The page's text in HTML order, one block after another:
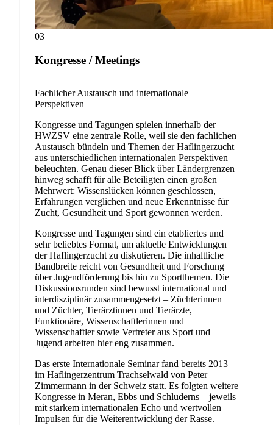
03
Kongresse / Meetings
Fachlicher Austausch und internationale
Perspektiven
Kongresse und Tagungen spielen innerhalb der
HWZSV eine zentrale Rolle, weil sie den fachlichen
Austausch bündeln und Themen der Haflingerzucht
aus unterschiedlichen internationalen Perspektiven
beleuchten. Genau dieser Blick über Ländergrenzen
hinweg schafft für alle Beteiligten einen großen
Mehrwert: Wissenslücken können geschlossen,
Erfahrungen verglichen und neue Erkenntnisse für
Zucht, Gesundheit und Sport gewonnen werden.
Kongresse und Tagungen sind ein etabliertes und
sehr beliebtes Format, um aktuelle Entwicklungen
der Haflingerzucht zu diskutieren. Die inhaltliche
Bandbreite reicht von Gesundheit und Forschung
über Jugendförderung bis hin zu Sportthemen. Die
Diskussionsrunden sind bewusst international und
interdisziplinär zusammengesetzt – Züchterinnen
und Züchter, Tierärztinnen und Tierärzte,
Funktionäre, Wissenschaftlerinnen und
Wissenschaftler sowie Vertreter aus Sport und
Jugend arbeiten hier eng zusammen.
Das erste Internationale Seminar fand bereits 2013
im Haflingerzentrum Trachselwald von Peter
Zimmermann in der Schweiz statt. Es folgten weitere
Kongresse in Meran, Ebbs und Schluderns – jeweils
mit starkem internationalen Echo und wertvollen
Impulsen für die Weiterentwicklung der Rasse.